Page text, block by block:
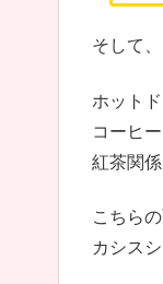
そして
ホット
コーヒ
紅茶関
こちら
カシス